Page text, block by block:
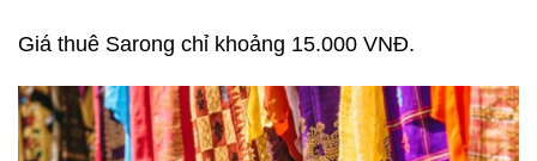
Giá thuê Sarong chỉ khoảng 15.000 VNĐ.